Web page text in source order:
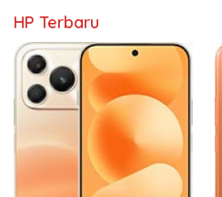
HP Terbaru